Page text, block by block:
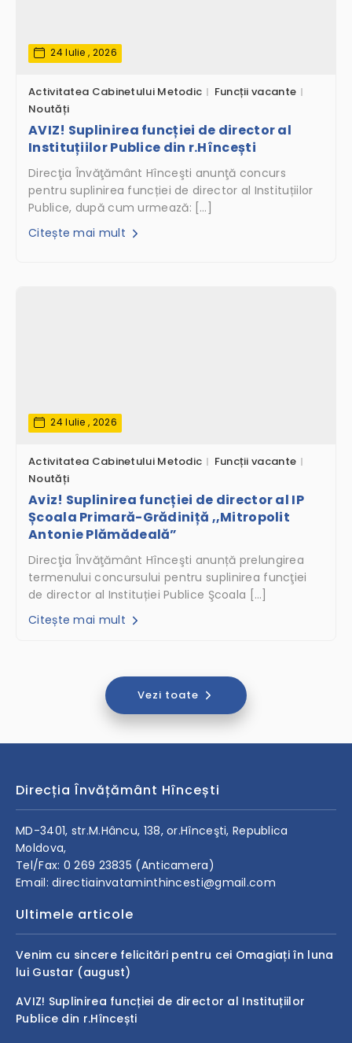
24 Iulie , 2026
Activitatea Cabinetului Metodic
Funcții vacante
Noutăți
AVIZ! Suplinirea funcției de director al
Instituțiilor Publice din r.Hîncești
Direcţia Învăţământ Hînceşti anunţă concurs
pentru suplinirea funcției de director al Instituțiilor
Publice, după cum urmează: […]
Citește mai mult
24 Iulie , 2026
Activitatea Cabinetului Metodic
Funcții vacante
Noutăți
Aviz! Suplinirea funcției de director al IP
Școala Primară-Grădiniță ,,Mitropolit
Antonie Plămădeală”
Direcţia Învăţământ Hînceşti anunță prelungirea
termenului concursului pentru suplinirea funcţiei
de director al Instituției Publice Şcoala […]
Citește mai mult
Vezi toate
Direcția Învățământ Hîncești
MD-3401, str.M.Hâncu, 138, or.Hînceşti, Republica
Moldova,
Tel/Fax: 0 269 23835 (Anticamera)
Email: directiainvataminthincesti@gmail.com
Ultimele articole
Venim cu sincere felicitări pentru cei Omagiați în luna
lui Gustar (august)
AVIZ! Suplinirea funcției de director al Instituțiilor
Publice din r.Hîncești